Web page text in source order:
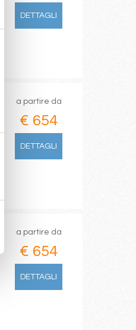
DETTAGLI
a partire da
€ 654
DETTAGLI
a partire da
€ 654
DETTAGLI